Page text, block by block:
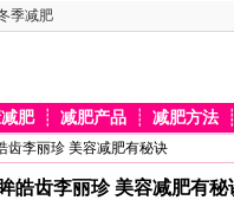
季减肥
肥 ┊ 减肥产品 ┊ 减肥方法
齿李丽珍 美容减肥有秘诀
皓齿李丽珍 美容减肥有秘